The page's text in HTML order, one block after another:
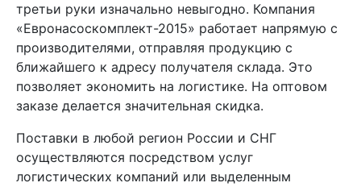
третьи руки изначально невыгодно. Компания
«Евронасоскомплект-2015» работает напрямую с
производителями, отправляя продукцию с
ближайшего к адресу получателя склада. Это
позволяет экономить на логистике. На оптовом
заказе делается значительная скидка.
Поставки в любой регион России и СНГ
осуществляются посредством услуг
логистических компаний или выделенным